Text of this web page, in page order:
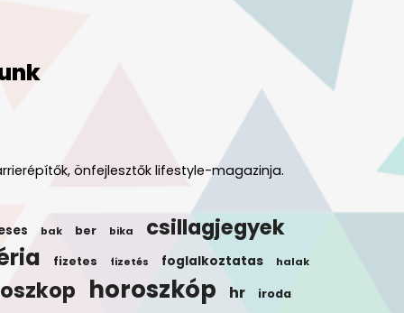
önfejlesztők lifestyle-magazinja.
bak ber bika csillagjegyek
fizetes fizetés foglalkoztatas halak
horoszkóp hr iroda